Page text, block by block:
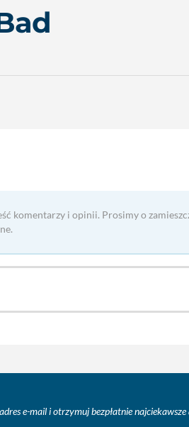
komentarzy i opinii. Prosimy o
e-mail i otrzymuj bezpłatnie